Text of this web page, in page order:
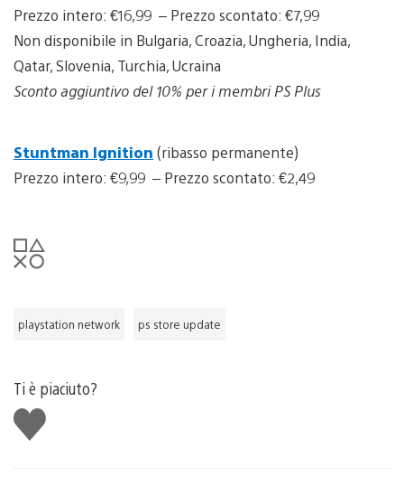
Prezzo intero: €16,99 – Prezzo scontato: €7,99
Non disponibile in Bulgaria, Croazia, Ungheria, India,
Qatar, Slovenia, Turchia, Ucraina
Sconto aggiuntivo del 10% per i membri PS Plus
Stuntman Ignition (ribasso permanente)
Prezzo intero: €9,99 – Prezzo scontato: €2,49
playstation network ps store update
Ti è piaciuto?
Mi
piace